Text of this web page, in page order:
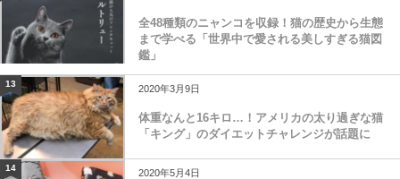
全48種類のニャンコを収録！猫の歴史から生態
まで学べる「世界中で愛される美しすぎる猫図
鑑」
13 2020年3月9日
体重なんと16キロ…！アメリカの太り過ぎな猫
「キング」のダイエットチャレンジが話題に
14 2020年5月4日